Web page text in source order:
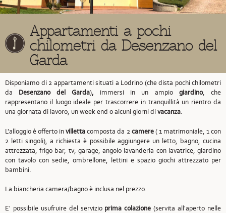
Appartamenti a pochi
chilometri da Desenzano del
Garda
Disponiamo di 2 appartamenti situati a Lodrino (che dista pochi chilometri
da Desenzano del Garda), immersi in un ampio giardino, che
rappresentano il luogo ideale per trascorrere in tranquillità un rientro da
una giornata di lavoro, un week end o alcuni giorni divacanza.
L'alloggio è offerto invillettacomposta da 2camere( 1 matrimoniale, 1 con
2 letti singoli), a richiesta è possibile aggiungere un letto, bagno, cucina
attrezzata, frigo bar, tv, garage, angolo lavanderia con lavatrice, giardino
con tavolo con sedie, ombrellone, lettini e spazio giochi attrezzato per
bambini.
La biancheria camera/bagno è inclusa nel prezzo.
E' possibile usufruire del servizio prima colazione (servita all'aperto nelle